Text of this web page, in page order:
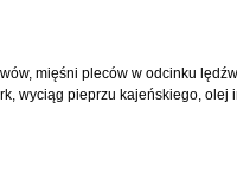
mięśni pleców w odcinku
wyciąg pieprzu kajeńskiego, olej